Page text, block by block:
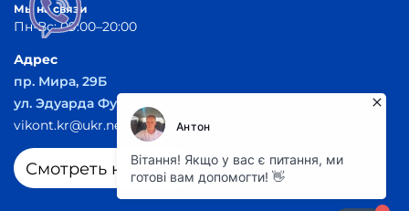
Мы на связи
Пн-Вс: 09:00–20:00
Адрес
пр. Мира, 29Б
ул. Эдуарда Фукса 55
vikont.kr@ukr.net
Смотреть на карте